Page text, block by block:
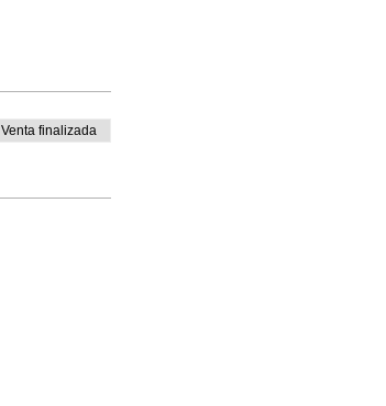
Venta finalizada